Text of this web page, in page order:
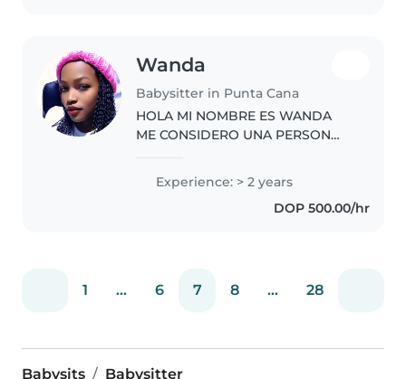
Wanda
Babysitter in Punta Cana
HOLA MI NOMBRE ES WANDA
ME CONSIDERO UNA PERSON
PACIENCIA
Experience: > 2 years
DOP 500.00/hr
1 ... 6 7 8 ... 28
Babysits Babysitter